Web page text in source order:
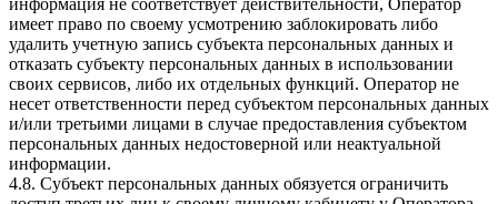
имеет право по своему усмотрению заблокировать либо
удалить учетную запись субъекта персональных данных и
отказать субъекту персональных данных в использовании
своих сервисов, либо их отдельных функций. Оператор не
несет ответственности перед субъектом персональных данных
и/или третьими лицами в случае предоставления субъектом
персональных данных недостоверной или неактуальной
информации.
4.8. Субъект персональных данных обязуется ограничить